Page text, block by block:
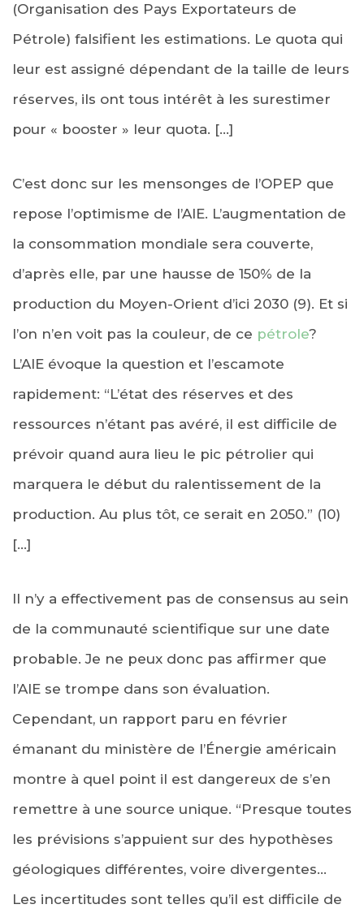
(Organisation des Pays Exportateurs de
Pétrole) falsifient les estimations. Le quota qui
leur est assigné dépendant de la taille de leurs
réserves, ils ont tous intérêt à les surestimer
pour « booster » leur quota. […]
C’est donc sur les mensonges de l’OPEP que
repose l’optimisme de l’AIE. L’augmentation de
la consommation mondiale sera couverte,
d’après elle, par une hausse de 150% de la
production du Moyen-Orient d’ici 2030 (9). Et si
l’on n’en voit pas la couleur, de ce pétrole?
L’AIE évoque la question et l’escamote
rapidement: “L’état des réserves et des
ressources n’étant pas avéré, il est difficile de
prévoir quand aura lieu le pic pétrolier qui
marquera le début du ralentissement de la
production. Au plus tôt, ce serait en 2050.” (10)
[…]
Il n’y a effectivement pas de consensus au sein
de la communauté scientifique sur une date
probable. Je ne peux donc pas affirmer que
l’AIE se trompe dans son évaluation.
Cependant, un rapport paru en février
émanant du ministère de l’Énergie américain
montre à quel point il est dangereux de s’en
remettre à une source unique. “Presque toutes
les prévisions s’appuient sur des hypothèses
géologiques différentes, voire divergentes…
Les incertitudes sont telles qu’il est difficile de